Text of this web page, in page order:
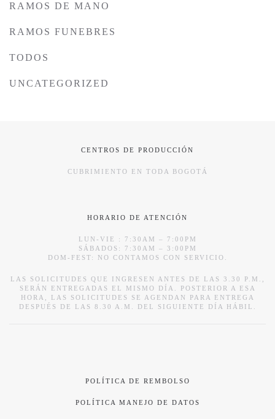
RAMOS DE MANO
RAMOS FUNEBRES
TODOS
UNCATEGORIZED
CENTROS DE PRODUCCIÓN
CUBRIMIENTO EN TODA BOGOTÁ
HORARIO DE ATENCIÓN
LUN-VIE : 7:30AM – 7:00PM
SÁBADOS: 7:30AM – 3:00PM
DOM-FEST: NO CONTAMOS CON SERVICIO.
LAS SOLICITUDES QUE INGRESEN ANTES DE LAS 3.30 P.M.,
SERÁN ENTREGADAS EL MISMO DÍA. POSTERIOR A ESA
HORA, LAS SOLICITUDES SE AGENDAN PARA ENTREGA
DESPUÉS DE LAS 8.30 A.M. DEL SIGUIENTE DÍA HÁBIL.
POLÍTICA DE REMBOLSO
POLÍTICA MANEJO DE DATOS